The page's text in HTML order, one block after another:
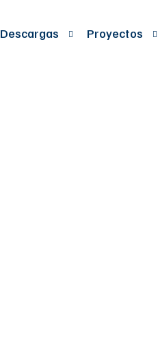
Descargas Proyectos